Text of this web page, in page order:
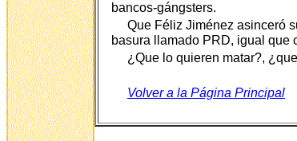
bancos-gángsters.
Que Féliz Jiménez asinceró
basura llamado PRD, igual que
¿Que lo quieren matar?,
Volver a la Página Principal